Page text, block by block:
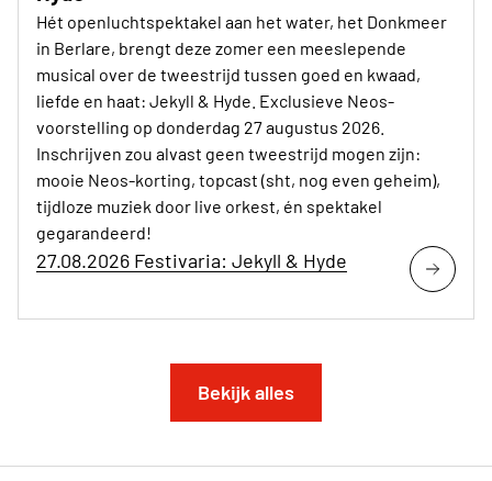
Hét openluchtspektakel aan het water, het Donkmeer
in Berlare, brengt deze zomer een meeslepende
musical over de tweestrijd tussen goed en kwaad,
liefde en haat: Jekyll & Hyde. Exclusieve Neos-
voorstelling op donderdag 27 augustus 2026.
Inschrijven zou alvast geen tweestrijd mogen zijn:
mooie Neos-korting, topcast (sht, nog even geheim),
tijdloze muziek door live orkest, én spektakel
gegarandeerd!
27.08.2026 Festivaria: Jekyll & Hyde
Bekijk alles